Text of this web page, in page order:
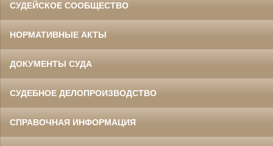
СУДЕЙСКОЕ СООБЩЕСТВО
НОРМАТИВНЫЕ АКТЫ
ДОКУМЕНТЫ СУДА
СУДЕБНОЕ ДЕЛОПРОИЗВОДСТВО
СПРАВОЧНАЯ ИНФОРМАЦИЯ